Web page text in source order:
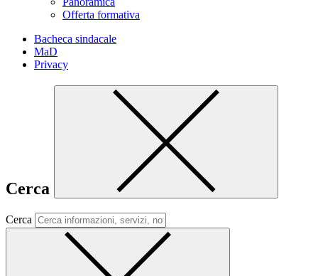
Offerta formativa
Bacheca sindacale
MaD
Privacy
Cerca
Cerca